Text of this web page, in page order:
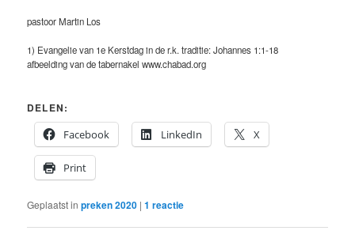
pastoor Martin Los
1) Evangelie van 1e Kerstdag in de r.k. traditie: Johannes 1:1-18
afbeelding van de tabernakel www.chabad.org
DELEN:
Facebook
LinkedIn X
Print
Geplaatst in preken 2020 |1 reactie